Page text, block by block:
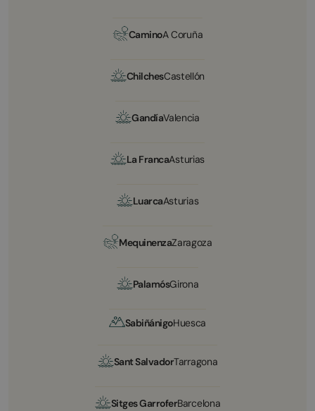
CaminoA Coruña
ChilchesCastellón
GandíaValencia
La FrancaAsturias
LuarcaAsturias
MequinenzaZaragoza
PalamósGirona
SabiñánigoHuesca
Sant SalvadorTarragona
Sitges GarroferBarcelona